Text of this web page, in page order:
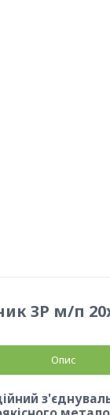
ЗР м/п
Опис